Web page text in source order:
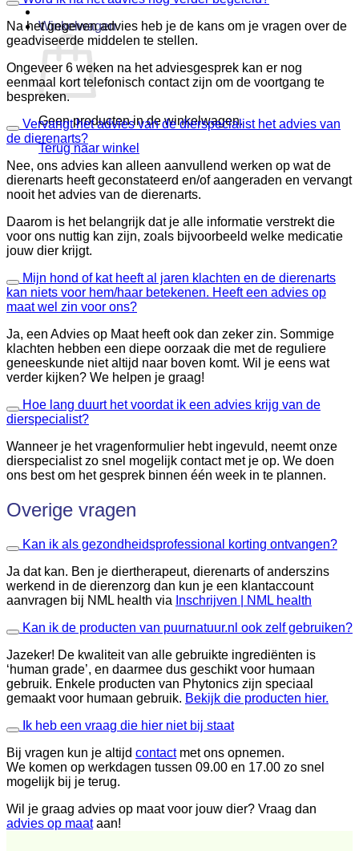
Winkelwagen
Geen producten in de winkelwagen.
Terug naar winkel
Na het gegeven advies heb je de kans om je vragen over de
geadviseerde middelen te stellen.
Ongeveer 6 weken na het adviesgesprek kan er nog
eenmaal kort telefonisch contact zijn om de voortgang te
bespreken.
Vervangt het advies van de dierspecialist het advies van
de dierenarts?
Nee, ons advies kan alleen aanvullend werken op wat de
dierenarts heeft geconstateerd en/of aangeraden en vervangt
nooit het advies van de dierenarts.
Daarom is het belangrijk dat je alle informatie verstrekt die
voor ons nuttig kan zijn, zoals bijvoorbeeld welke medicatie
jouw dier krijgt.
Mijn hond of kat heeft al jaren klachten en de dierenarts
kan niets voor hem/haar betekenen. Heeft een advies op
maat wel zin voor ons?
Ja, een Advies op Maat heeft ook dan zeker zin. Sommige
klachten hebben een diepe oorzaak die met de reguliere
geneeskunde niet altijd naar boven komt. Wil je eens wat
verder kijken? We helpen je graag!
Hoe lang duurt het voordat ik een advies krijg van de
dierspecialist?
Wanneer je het vragenformulier hebt ingevuld, neemt onze
dierspecialist zo snel mogelijk contact met je op. We doen
ons best om het gesprek binnen één week in te plannen.
Overige vragen
Kan ik als gezondheidsprofessional korting ontvangen?
Ja dat kan. Ben je diertherapeut, dierenarts of anderszins
werkend in de dierenzorg dan kun je een klantaccount
aanvragen bij NML health via Inschrijven | NML health
Kan ik de producten van puurnatuur.nl ook zelf gebruiken?
Jazeker! De kwaliteit van alle gebruikte ingrediënten is
‘human grade’, en daarmee dus geschikt voor humaan
gebruik. Enkele producten van Phytonics zijn speciaal
gemaakt voor humaan gebruik. Bekijk die producten hier.
Ik heb een vraag die hier niet bij staat
Bij vragen kun je altijd contactmet ons opnemen.
We komen op werkdagen tussen 09.00 en 17.00 zo snel
mogelijk bij je terug.
Wil je graag advies op maat voor jouw dier? Vraag dan
advies op maataan!